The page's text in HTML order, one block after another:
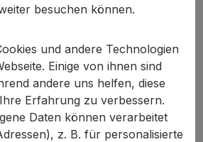
besuchen können.
und andere Technologien
Einige von ihnen sind
andere uns helfen, diese
Erfahrung zu verbessern.
Daten können verarbeitet
z. B. für personalisierte